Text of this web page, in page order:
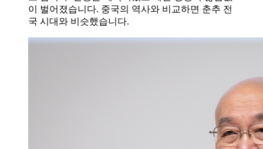
이 벌어졌습니다. 중국의 역사와 비교하면 춘추 전
국 시대와 비슷했습니다.